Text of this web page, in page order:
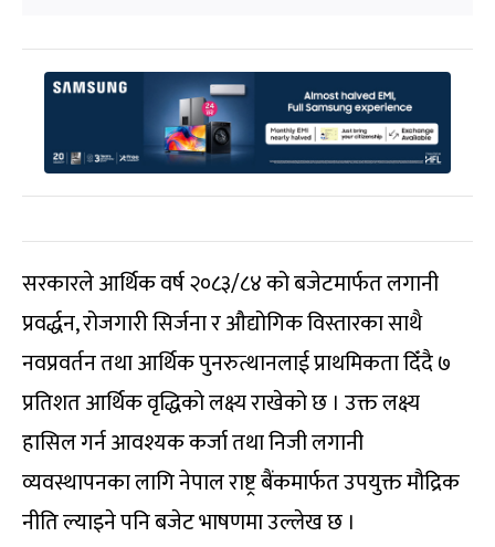
सरकारले आर्थिक वर्ष २०८३/८४ को बजेटमार्फत लगानी
प्रवर्द्धन, रोजगारी सिर्जना र औद्योगिक विस्तारका साथै
नवप्रवर्तन तथा आर्थिक पुनरुत्थानलाई प्राथमिकता दिँदै ७
प्रतिशत आर्थिक वृद्धिको लक्ष्य राखेको छ । उक्त लक्ष्य
हासिल गर्न आवश्यक कर्जा तथा निजी लगानी
व्यवस्थापनका लागि नेपाल राष्ट्र बैंकमार्फत उपयुक्त मौद्रिक
नीति ल्याइने पनि बजेट भाषणमा उल्लेख छ ।